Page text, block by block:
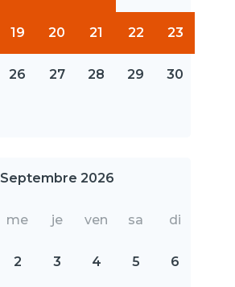
19 20 21 22 23
26 27 28 29 30
Septembre 2026
me je ven sa di
2 3 4 5 6